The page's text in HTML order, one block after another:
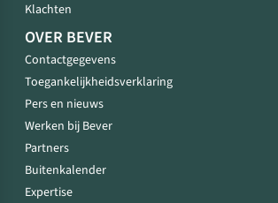
Klachten
OVER BEVER
Contactgegevens
Toegankelijkheidsverklaring
Pers en nieuws
Werken bij Bever
Partners
Buitenkalender
Expertise